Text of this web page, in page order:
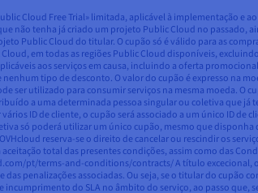
Cloud Free Trial» limitada, aplicável à implementação
não tenha já criado um projeto Public Cloud no passado,
Public Cloud do titular. O cupão só é válido para as
Cloud, em todas as regiões Public Cloud disponíveis,
aos serviços em causa, incluindo a oferta
nenhum tipo de desconto. O valor do cupão é expresso na
ser utilizado para consumir serviços na mesma moeda.
a uma determinada pessoa singular ou coletiva que já
ID de cliente, o cupão será associado a um único ID de
só poderá utilizar um único cupão, mesmo que
reserva-se o direito de cancelar ou rescindir os
total das presentes condições, assim como das
pt/terms-and-conditions/contracts/ A título excecional,
das penalizações associadas. Ou seja, se o titular do
incumprimento do SLA no âmbito do serviço, ao passo